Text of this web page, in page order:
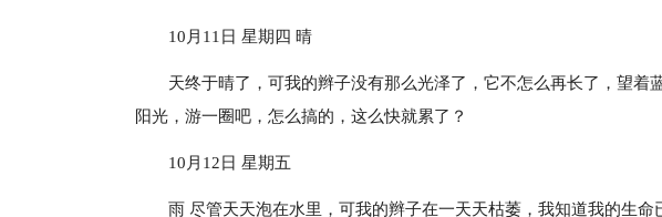
10月11日 星期四 晴
天终于晴了，可我的辫子没有那么光泽了，它不怎么再长了，望着
阳光，游一圈吧，怎么搞的，这么快就累了？
10月12日 星期五
雨 尽管天天泡在水里，可我的辫子在一天天枯萎，我知道我的生